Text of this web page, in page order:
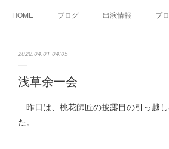
HOME ブログ 出演情報 プ
2022.04.01 04:05
浅草余一会
昨日は、桃花師匠の披露目の引っ越
た。